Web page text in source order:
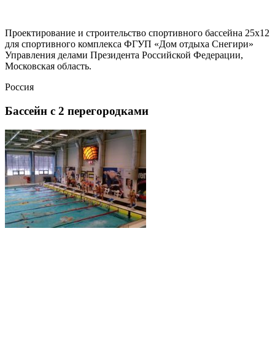
Проектирование и строительство спортивного бассейна 25х12
для спортивного комплекса ФГУП «Дом отдыха Снегири»
Управления делами Президента Российской Федерации,
Московская область.
Россия
Бассейн с 2 перегородками